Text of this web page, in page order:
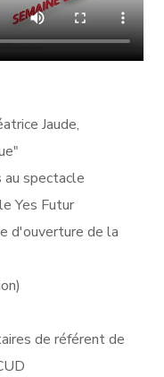
Jaude,
spectacle
Yes Futur
d'ouverture de la
de référent de